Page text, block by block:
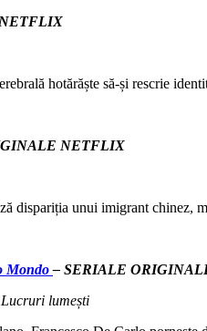
hotărăște să-și rescrie
NETFLIX
dispariția unui imigrant chinez,
Mondo – SERIALE
lumești